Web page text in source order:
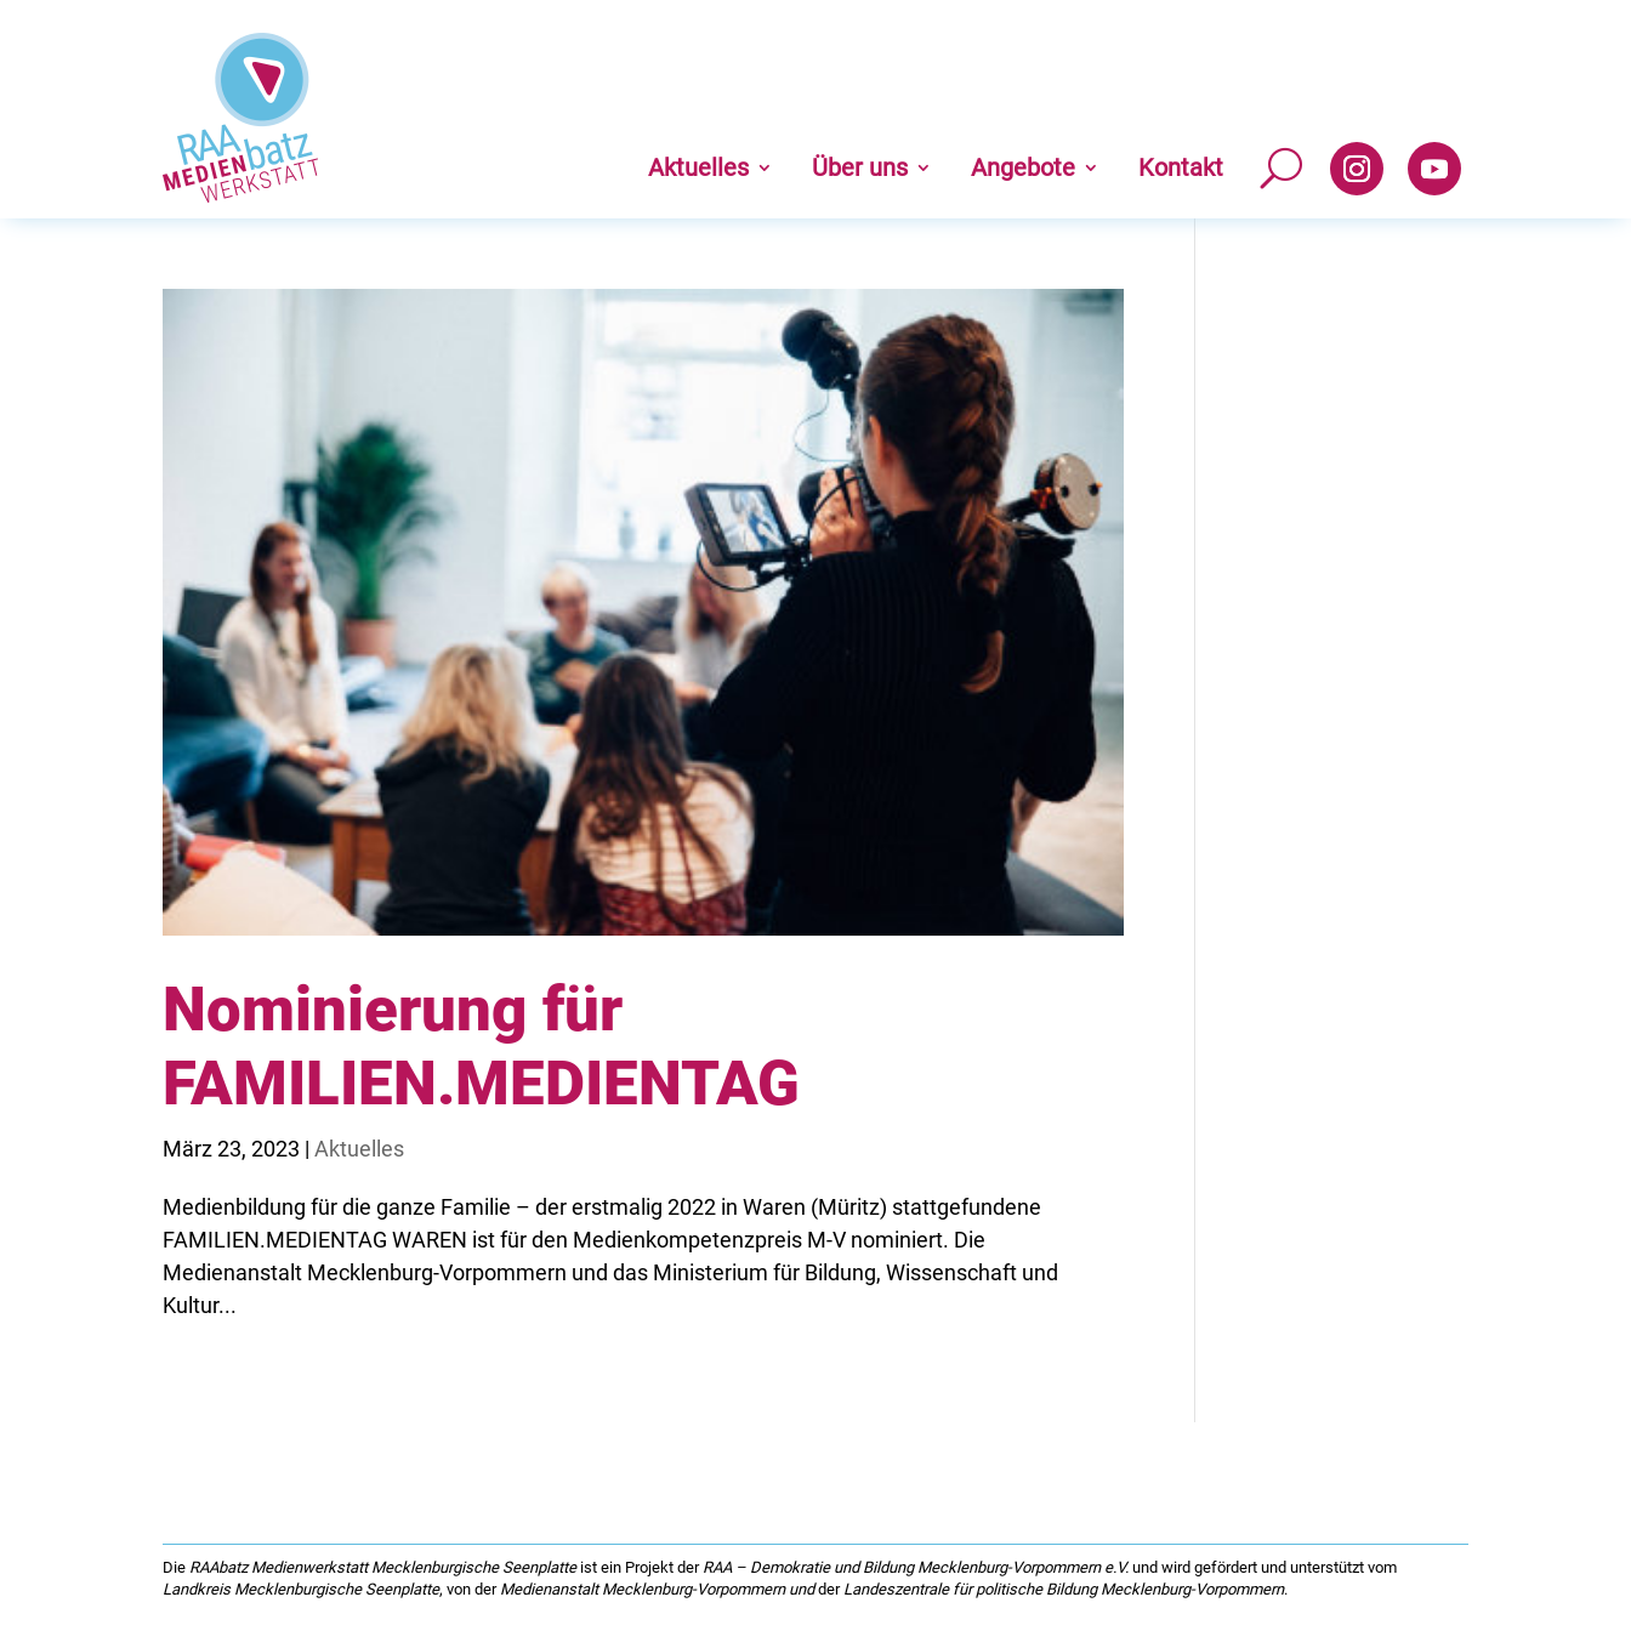
Aktuelles Über uns Angebote Kontakt
Nominierung für
FAMILIEN.MEDIENTAG
März 23, 2023 |Aktuelles
Medienbildung für die ganze Familie – der erstmalig 2022 in Waren (Müritz) stattgefundene
FAMILIEN.MEDIENTAG WAREN ist für den Medienkompetenzpreis M-V nominiert. Die
Medienanstalt Mecklenburg-Vorpommern und das Ministerium für Bildung, Wissenschaft und
Kultur...
Die RAAbatz Medienwerkstatt Mecklenburgische Seenplatteist ein Projekt der RAA – Demokratie und Bildung Mecklenburg-Vorpommern e.V. und wird gefördert und unterstützt vom
Landkreis Mecklenburgische Seenplatte, von der Medienanstalt Mecklenburg-Vorpommern undder Landeszentrale für politische Bildung Mecklenburg-Vorpommern.